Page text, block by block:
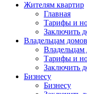
Жителям квартир
Главная
Тарифы и
Заключить
Владельцам домов
Владельцам
Тарифы и
Заключить
Бизнесу
Бизнесу